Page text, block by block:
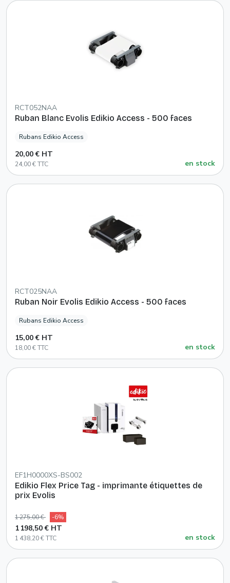
RCT052NAA
Ruban Blanc Evolis Edikio Access - 500 faces
Rubans Edikio Access
20,00 € HT
24,00 € TTC en stock
RCT025NAA
Ruban Noir Evolis Edikio Access - 500 faces
Rubans Edikio Access
15,00 € HT
18,00 € TTC en stock
EF1H0000XS-BS002
Edikio Flex Price Tag - imprimante étiquettes de
prix Evolis
1 275,00 € -6%
1 198,50 € HT
1 438,20 € TTC en stock